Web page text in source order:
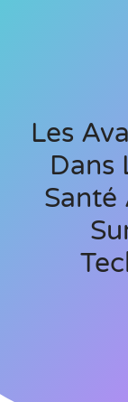
Les
Dans
Santé